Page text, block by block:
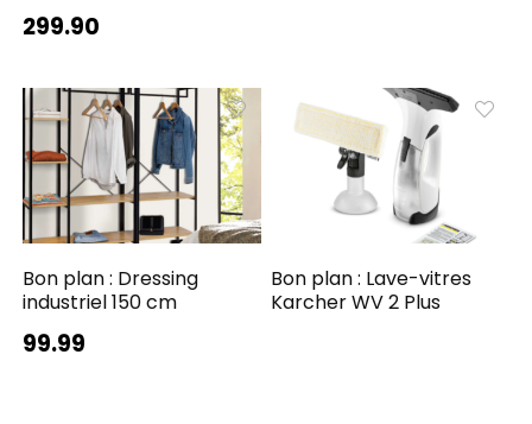
299.90
Bon plan : Dressing
industriel 150 cm
99.99
Bon plan : Lave-vitres
Karcher WV 2 Plus